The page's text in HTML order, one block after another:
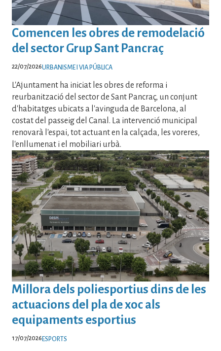
Comencen les obres de remodelació
del sector Grup Sant Pancraç
22/07/2026URBANISME I VIA PÚBLICA
L'Ajuntament ha iniciat les obres de reforma i
reurbanització del sector de Sant Pancraç, un conjunt
d'habitatges ubicats a l'avinguda de Barcelona, al
costat del passeig del Canal. La intervenció municipal
renovarà l'espai, tot actuant en la calçada, les voreres,
l'enllumenat i el mobiliari urbà.
Millora dels poliesportius dins de les
actuacions del pla de xoc als
equipaments esportius
17/07/2026 ESPORTS